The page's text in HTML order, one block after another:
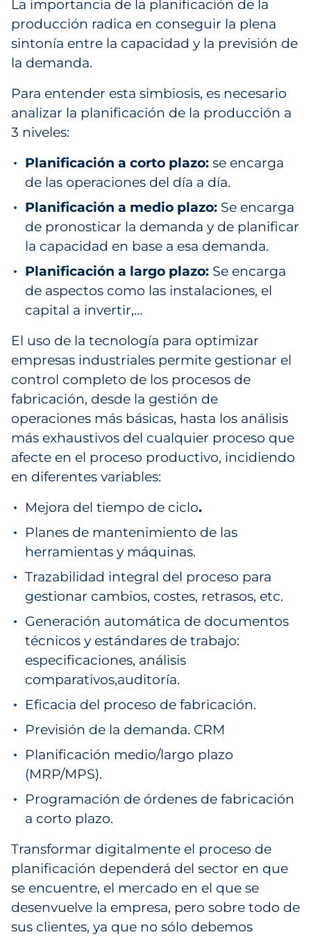
La importancia de la planificación de la
producción radica en conseguir la plena
sintonía entre la capacidad y la previsión de
la demanda.
Para entender esta simbiosis, es necesario
analizar la planificación de la producción a
3 niveles:
Planificación a corto plazo: se encarga
de las operaciones del día a día.
Planificación a medio plazo: Se encarga
de pronosticar la demanda y de planificar
la capacidad en base a esa demanda.
Planificación a largo plazo: Se encarga
de aspectos como las instalaciones, el
capital a invertir,…
El uso de la tecnología para optimizar
empresas industriales permite gestionar el
control completo de los procesos de
fabricación, desde la gestión de
operaciones más básicas, hasta los análisis
más exhaustivos del cualquier proceso que
afecte en el proceso productivo, incidiendo
en diferentes variables:
Mejora del tiempo de ciclo.
Planes de mantenimiento de las
herramientas y máquinas.
Trazabilidad integral del proceso para
gestionar cambios, costes, retrasos, etc.
Generación automática de documentos
técnicos y estándares de trabajo:
especificaciones, análisis
comparativos,auditoría.
Eficacia del proceso de fabricación.
Previsión de la demanda. CRM
Planificación medio/largo plazo
(MRP/MPS).
Programación de órdenes de fabricación
a corto plazo.
Transformar digitalmente el proceso de
planificación dependerá del sector en que
se encuentre, el mercado en el que se
desenvuelve la empresa, pero sobre todo de
sus clientes, ya que no sólo debemos